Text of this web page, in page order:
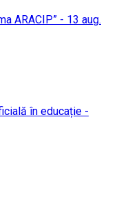
ARACIP” - 13 aug.
în educație -